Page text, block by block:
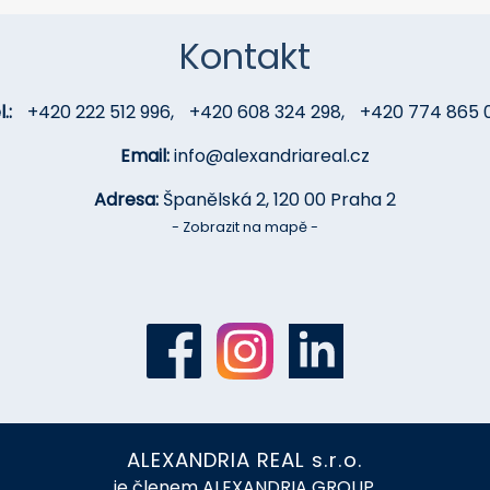
Kontakt
+420 222 512 996, +420 608 324 298,
+420 774 865
Email:info@alexandriareal.cz
Adresa: Španělská 2, 120 00 Praha 2
- Zobrazit na mapě -
ALEXANDRIA REAL s.r.o.